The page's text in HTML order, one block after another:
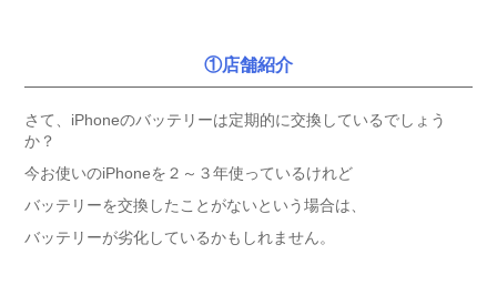
①店舗紹介
さて、iPhoneのバッテリーは定期的に交換しているでしょう
か？
今お使いのiPhoneを２～３年使っているけれど
バッテリーを交換したことがないという場合は、
バッテリーが劣化しているかもしれません。